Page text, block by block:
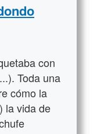
con
Toda una
cómo la
la vida de